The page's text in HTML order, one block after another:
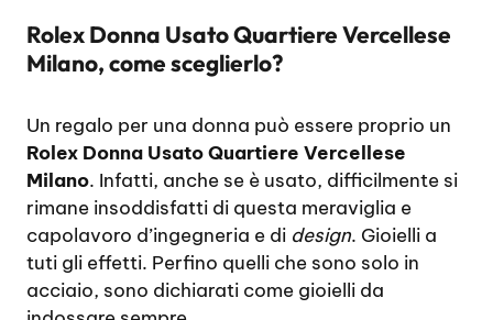
Rolex Donna Usato Quartiere Vercellese
Milano, come sceglierlo?
Un regalo per una donna può essere proprio un
Rolex Donna Usato Quartiere Vercellese
Milano. Infatti, anche se è usato, difficilmente si
rimane insoddisfatti di questa meraviglia e
capolavoro d’ingegneria e di design. Gioielli a
tuti gli effetti. Perfino quelli che sono solo in
acciaio, sono dichiarati come gioielli da